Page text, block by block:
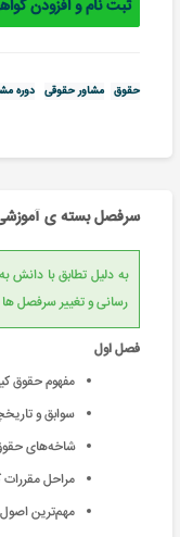
ثبت نام و افزودن
حقوق مشاور حقوقی دوره
سرفصل بسته ی
رسانی و تغییر سرفصل
فصل اول
مفهوم حقوق
سوابق و
شاخه‌های
مراحل
مهم‌‌ترین